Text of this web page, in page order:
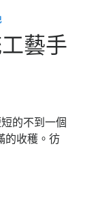
藝手
的不到一個
的收穫。彷